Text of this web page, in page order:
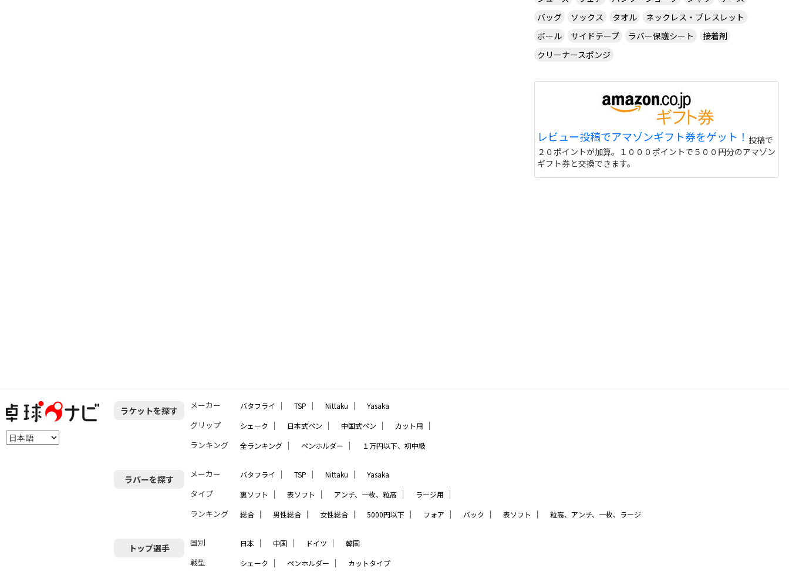
バッグ
ソックス タオル
ネックレス・ブレスレット
ボール
サイドテープ ラバー保護シート
接着剤
クリーナースポンジ
レビュー投稿でアマゾンギフト券をゲット！ 投稿で
２０ポイントが加算。１０００ポイントで５００円分のアマゾン
ギフト券と交換できます。
ラケットを探す メーカー バタフライ ｜ TSP ｜ Nittaku ｜ Yasaka
グリップ シェーク ｜ 日本式ペン ｜ 中国式ペン ｜ カット用 ｜
ランキング 全ランキング ｜ ペンホルダー ｜ １万円以下、初中級
ラバーを探す メーカー バタフライ ｜ TSP ｜ Nittaku ｜ Yasaka
タイプ 裏ソフト ｜ 表ソフト ｜ アンチ、一枚、粒高 ｜ ラージ用 ｜
ランキング 総合 ｜ 男性総合 ｜ 女性総合 ｜ 5000円以下 ｜ フォア ｜ バック ｜ 表ソフト ｜ 粒高、アンチ、一枚、ラージ
トップ選手 国別 日本 ｜ 中国 ｜ ドイツ ｜ 韓国
戦型 シェーク ｜ ペンホルダー ｜ カットタイプ